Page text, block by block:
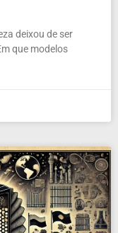
deixou de ser
que modelos